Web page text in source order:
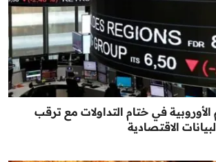
الأوروبية في ختام التداولات مع ترقب
الاقتصادية